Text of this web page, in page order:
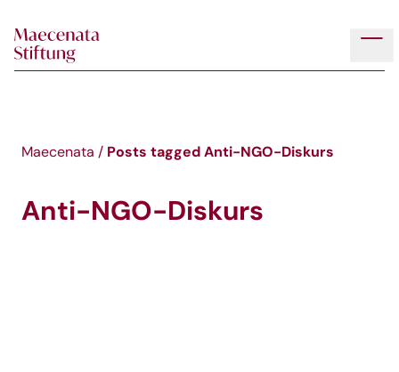
Maecenata / Posts tagged Anti-NGO-Diskurs
Anti-NGO-Diskurs